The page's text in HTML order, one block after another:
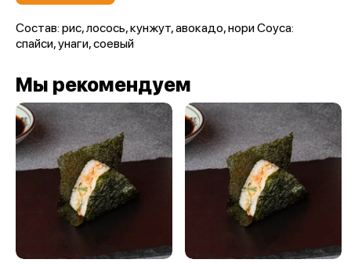
Состав: рис, лосось, кунжут, авокадо, нори Соуса:
спайси, унаги, соевый
Мы рекомендуем